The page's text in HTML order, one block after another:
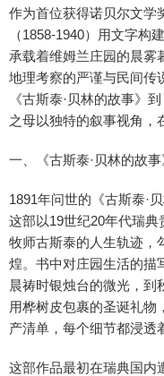
作为首位获得诺贝尔文学
（1858-1940）用文字构
承载着维姆兰庄园的晨雾
地理考察的严谨与民间传
《古斯泰·贝林的故事》
之母以独特的叙事视角，
一、《古斯泰·贝林的故
1891年问世的《古斯泰·
这部以19世纪20年代瑞
牧师古斯泰的人生轨迹，
煌。书中对庄园生活的描
晨祷时银烛台的微光，到
用桦树皮包裹的圣诞礼物
产清单，每个细节都浸透
这部作品最初在瑞典国内